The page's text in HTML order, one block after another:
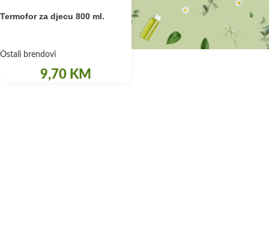
Termofor za djecu 800 ml.
Ostali brendovi
9,70 KM